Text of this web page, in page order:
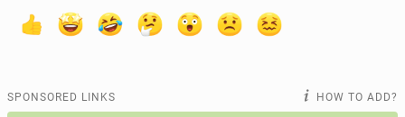
SPONSORED LINKS HOW TO ADD?